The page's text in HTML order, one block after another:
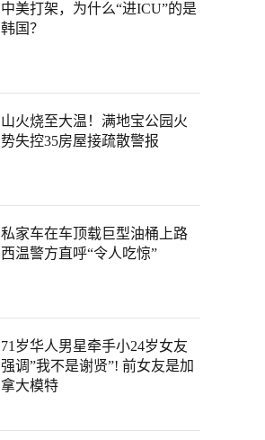
中美打架，为什么“进ICU”的是
韩国？
山火烧至大温！满地宝公园火
势失控35房屋接疏散警报
私家车在车顶载巨型油桶上路
西温警方直呼“令人吃惊”
71岁华人男星牵手小24岁女友
强调”我不是谢贤”! 前女友是加
拿大模特